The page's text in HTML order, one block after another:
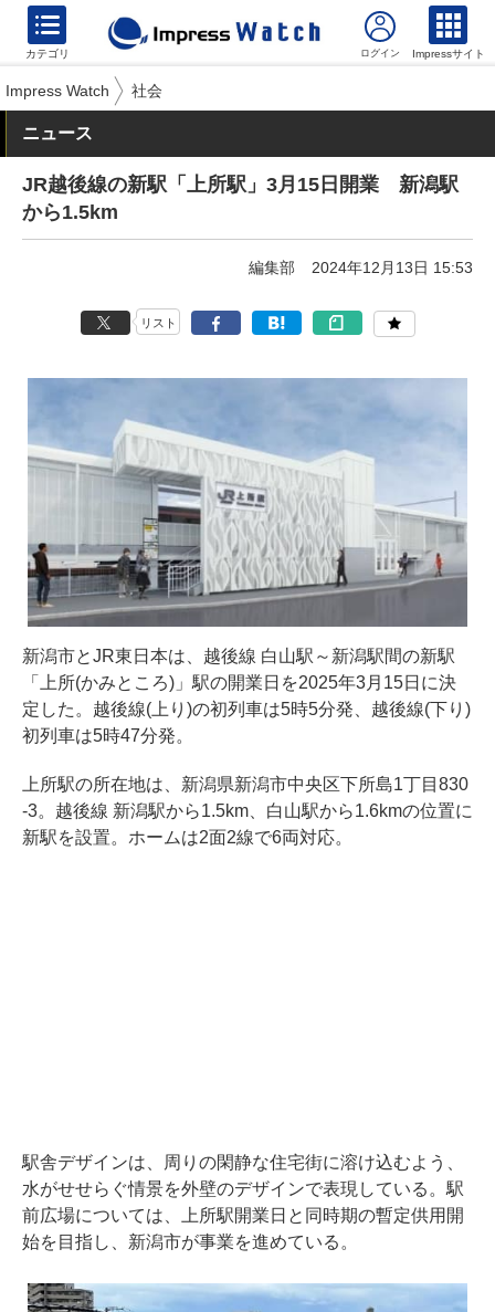
カテゴリ Impressサイト
Impress Watch 社会
ニュース
JR越後線の新駅「上所駅」3月15日開業 新潟駅
から1.5km
編集部 2024年12月13日 15:53
リスト
新潟市とJR東日本は、越後線 白山駅～新潟駅間の新駅
「上所(かみところ)」駅の開業日を2025年3月15日に決
定した。越後線(上り)の初列車は5時5分発、越後線(下り)
初列車は5時47分発。
上所駅の所在地は、新潟県新潟市中央区下所島1丁目830
-3。越後線 新潟駅から1.5km、白山駅から1.6kmの位置に
新駅を設置。ホームは2面2線で6両対応。
駅舎デザインは、周りの閑静な住宅街に溶け込むよう、
水がせせらぐ情景を外壁のデザインで表現している。駅
前広場については、上所駅開業日と同時期の暫定供用開
始を目指し、新潟市が事業を進めている。